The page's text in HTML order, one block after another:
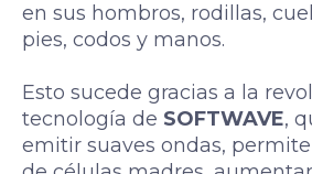
en sus hombros, rodillas,
pies, codos y manos.
Esto sucede gracias a la
tecnología de SOFTWAVE,
emitir suaves ondas,